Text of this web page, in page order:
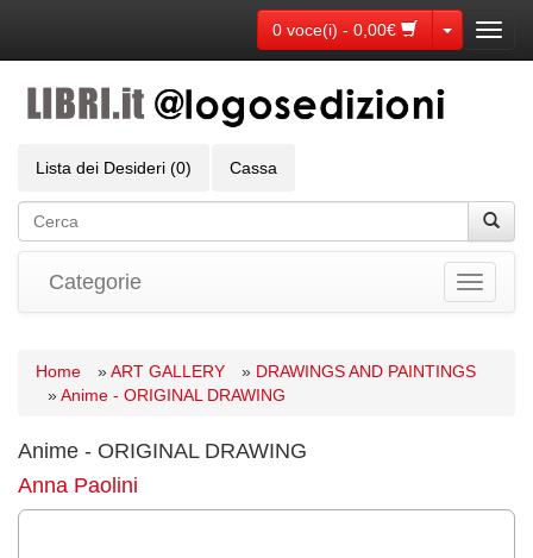
0 voce(i) - 0,00€ Toggle
Lista dei Desideri (0) Cassa
Toggle
Categorie
Home »ART GALLERY » DRAWINGS AND PAINTINGS
»Anime - ORIGINAL DRAWING
Anime - ORIGINAL DRAWING
Anna Paolini